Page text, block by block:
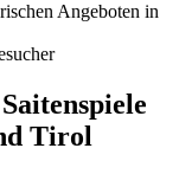
Angeboten in
Tirol